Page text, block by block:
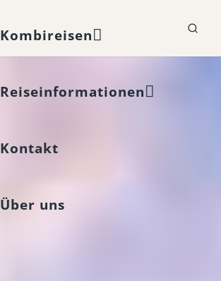
Kombireisen
Reiseinformationen
Kontakt
Über uns